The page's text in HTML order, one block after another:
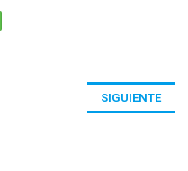
SIGUIENTE